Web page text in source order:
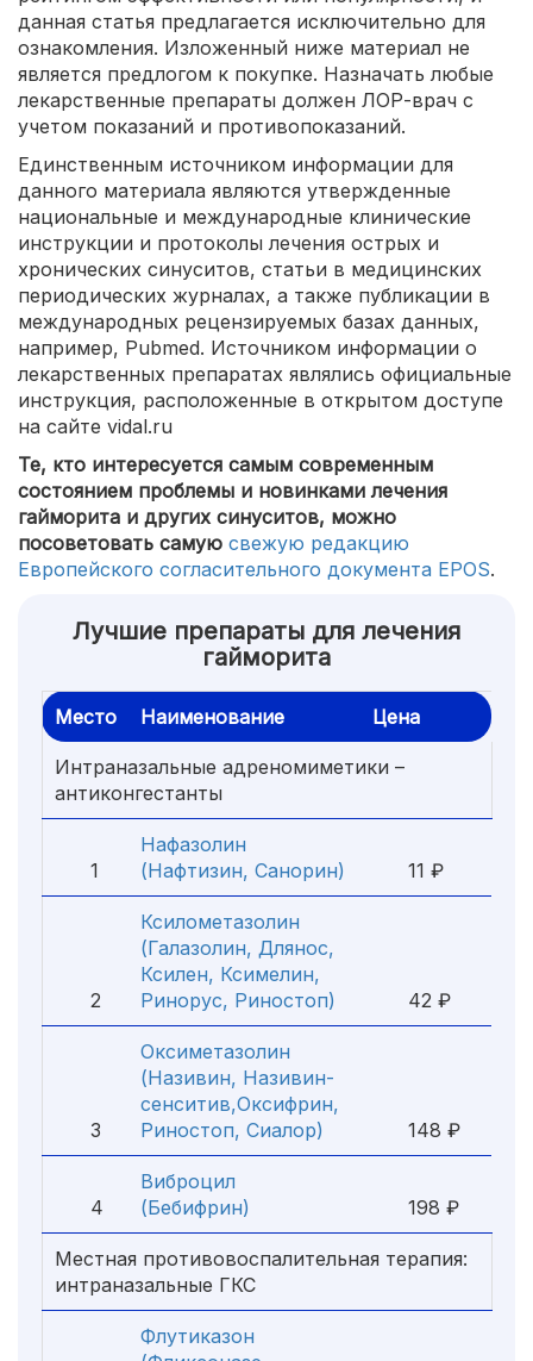
данная статья предлагается исключительно для
ознакомления. Изложенный ниже материал не
является предлогом к покупке. Назначать любые
лекарственные препараты должен ЛОР-врач с
учетом показаний и противопоказаний.
Единственным источником информации для
данного материала являются утвержденные
национальные и международные клинические
инструкции и протоколы лечения острых и
хронических синуситов, статьи в медицинских
периодических журналах, а также публикации в
международных рецензируемых базах данных,
например, Pubmed. Источником информации о
лекарственных препаратах являлись официальные
инструкция, расположенные в открытом доступе
на сайте vidal.ru
Те, кто интересуется самым современным
состоянием проблемы и новинками лечения
гайморита и других синуситов, можно
посоветовать самую свежую редакцию
Европейского согласительного документа EPOS.
Лучшие препараты для лечения
гайморита
Место Наименование Цена
Интраназальные адреномиметики –
антиконгестанты
1
Нафазолин
(Нафтизин, Санорин)
11 ₽
2
Ксилометазолин
(Галазолин, Длянос,
Ксилен, Ксимелин,
Ринорус, Риностоп)
42 ₽
3
Оксиметазолин
(Називин, Називин-
сенситив,Оксифрин,
Риностоп, Сиалор)
148 ₽
4
Виброцил
(Бебифрин)
198 ₽
Местная противовоспалительная терапия:
интраназальные ГКС
Флутиказон